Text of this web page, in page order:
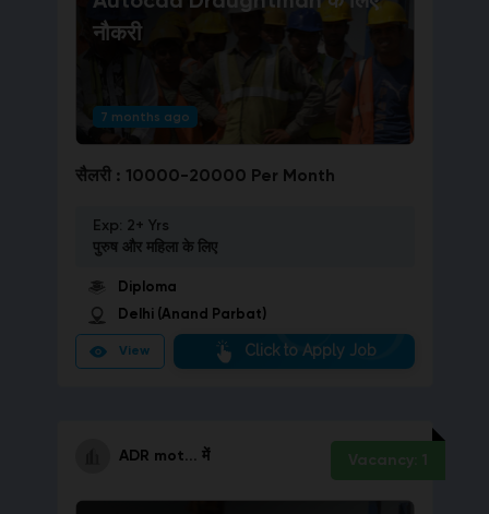
नौकरी
7 months ago
सैलरी : 10000-20000 Per Month
Exp: 2+ Yrs
पुरुष और महिला के लिए
Diploma
Delhi (Anand Parbat)
View Click to Apply Job
ADR mot... में